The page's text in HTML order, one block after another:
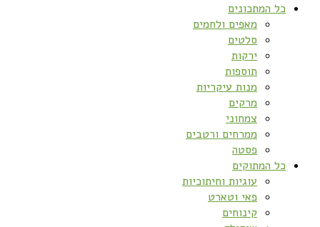
כל המתכונים
מאפים ולחמים
סלטים
ירקות
תוספות
מנות עיקריות
מרקים
צמחוני
ממרחים ורטבים
פסטה
כל המתוקים
עוגיות וחיתוכיות
פאי וטארט
קינוחים